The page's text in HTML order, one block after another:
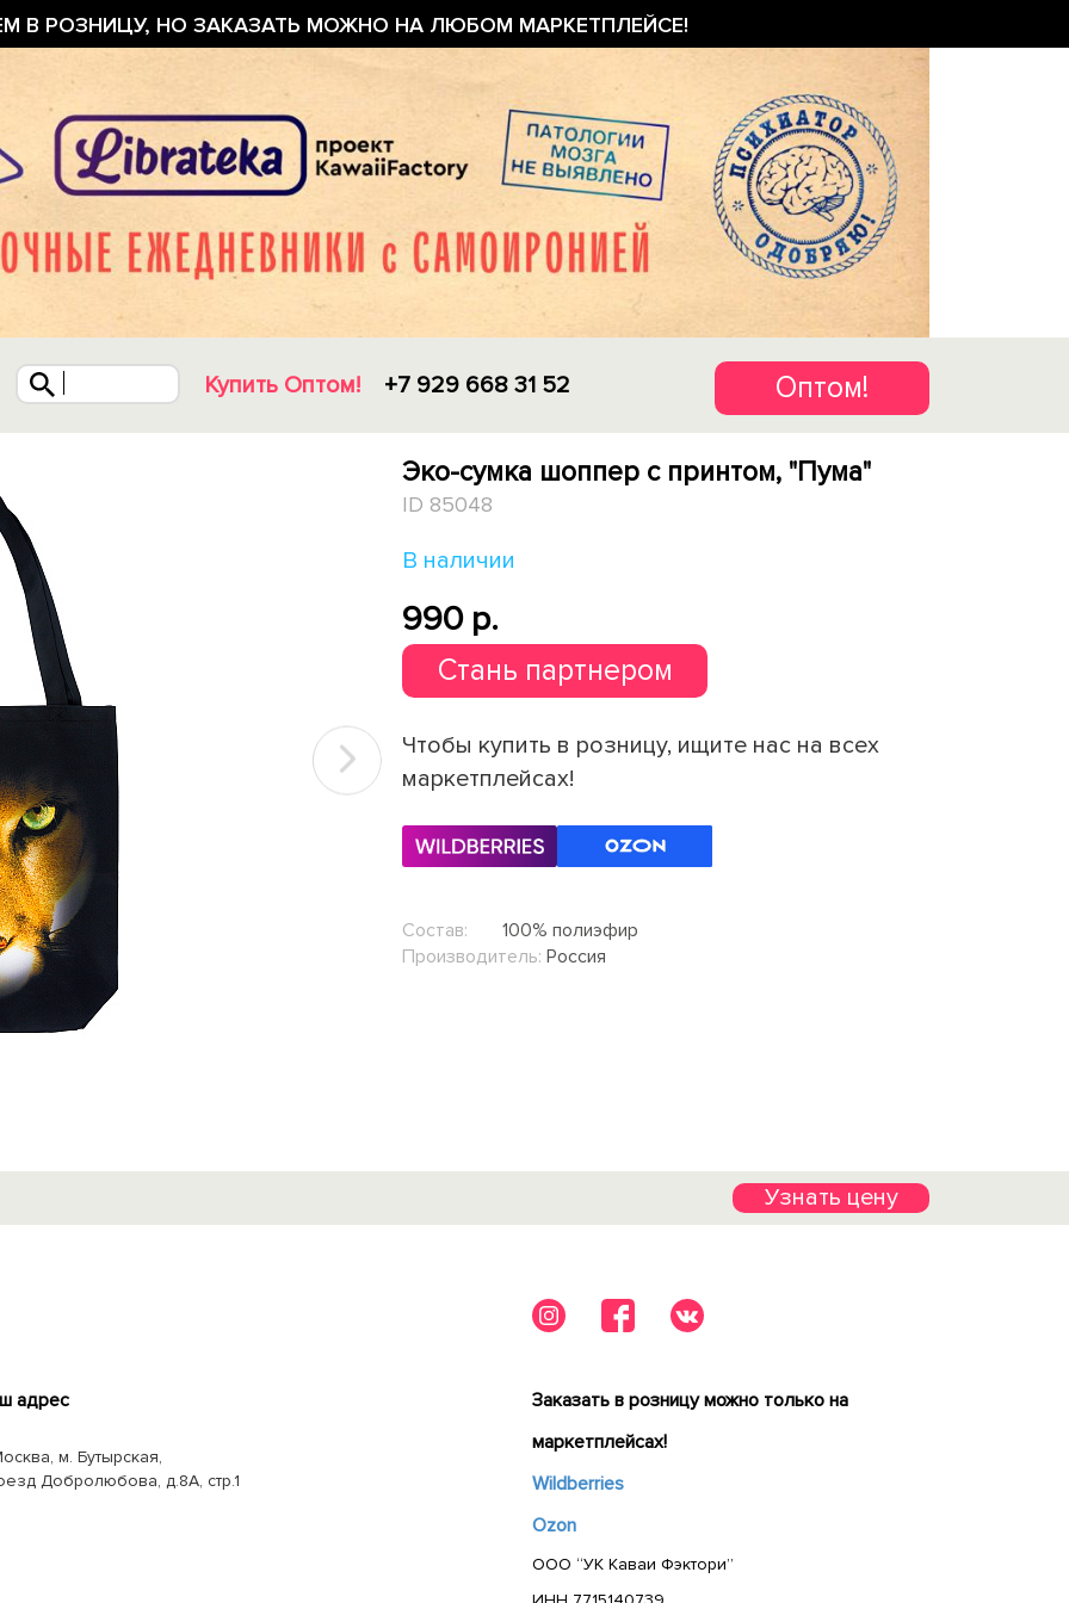
В РОЗНИЦУ, НО ЗАКАЗАТЬ МОЖНО НА ЛЮБОМ МАРКЕТПЛЕЙСЕ!
Купить Оптом! +7 929 668 31 52 Оптом!
Эко-сумка шоппер с принтом, "Пума"
ID 85048
В наличии
990 p.
Стань партнером
Чтобы купить в розницу, ищите нас на всех
маркетплейсах!
Состав:
100% полиэфир
Производитель: Россия
Узнать цену
адрес
м. Бутырская,
Добролюбова, д.8А, стр.1
Заказать в розницу можно только на
маркетплейсах!
Wildberries
Ozon
ООО “УК Каваи Фэктори”